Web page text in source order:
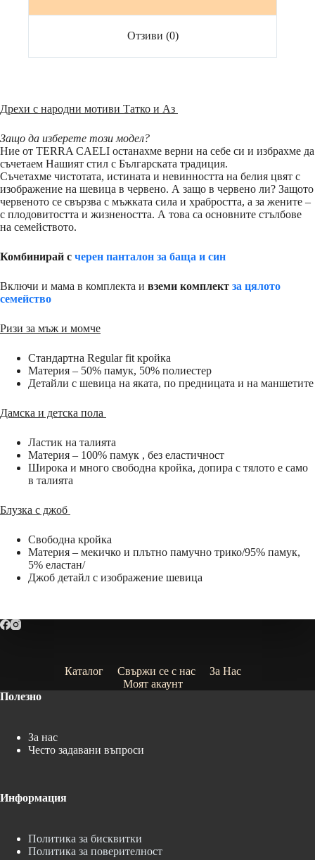
Отзиви (0)
Дрехи с народни мотиви Татко и Аз
Защо да изберете този модел?
Ние от TERRA CAELI останахме верни на себе си и избрахме да
съчетаем Нашият стил с Българската традиция.
Съчетахме чистотата, истината и невинността на белия цвят с
изображение на шевица в червено. А защо в червено ли? Защото
червеното се свързва с мъжката сила и храбростта, а за жените –
с плодовитостта и жизнеността. А това са основните стълбове
на семейството.
Комбинирай с черен панталон за баща и син
Включи и мама в комплекта и вземи комплект за цялото
семейство
Ризи за мъж и момче
Стандартна Regular fit кройка
Материя – 50% памук, 50% полиестер
Детайли с шевица на яката, по предницата и на маншетите
Дамска и детска пола
Ластик на талията
Материя – 100% памук , без еластичност
Широка и много свободна кройка, допира с тялото е само
в талията
Блузка с джоб
Свободна кройка
Материя – мекичко и плътно памучно трико/95% памук,
5% еластан/
Джоб детайл с изображение шевица
Каталог Свържи се с нас
За Нас
Моят акаунт
Полезно
За нас
Често задавани въпроси
Информация
Политика за бисквитки
Политика за поверителност